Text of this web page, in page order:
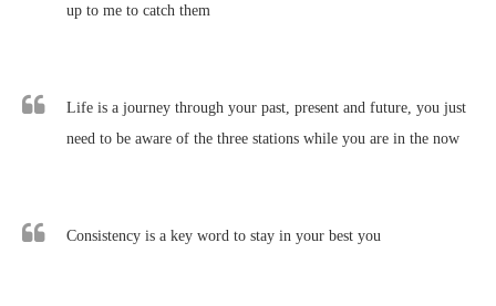
up to me to catch them
Life is a journey through your past, present and future, you just
need to be aware of the three stations while you are in the now
Consistency is a key word to stay in your best you